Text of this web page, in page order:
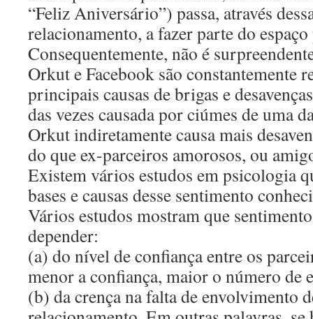
“Feliz Aniversário”) passa, através
relacionamento, a fazer parte do
Consequentemente, não é
Orkut e Facebook são constantemente
principais causas de brigas e
das vezes causada por ciúmes de uma
Orkut indiretamente causa mais
do que ex-parceiros amorosos, ou
Existem vários estudos em psicologia
bases e causas desse sentimento
Vários estudos mostram que
depender:
(a) do nível de confiança entre os
menor a confiança, maior o número de
(b) da crença na falta de envolvimento